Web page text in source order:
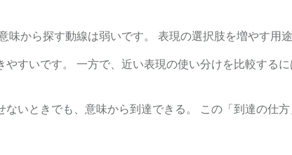
から探す動線は弱いです。 表現の選択肢を増やす用途
すいです。 一方で、近い表現の使い分けを比較する
いときでも、意味から到達できる。 この「到達の仕